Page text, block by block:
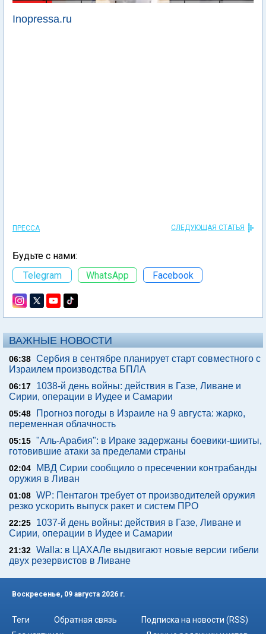
Inopressa.ru
ПРЕССА СЛЕДУЮЩАЯ СТАТЬЯ
Будьте с нами:
Telegram
WhatsApp Facebook
ВАЖНЫЕ НОВОСТИ
06:38 Сербия в сентябре планирует старт совместного с
Израилем производства БПЛА
06:17
1038-й день войны: действия в Газе, Ливане и
Сирии, операции в Иудее и Самарии
05:48
Прогноз погоды в Израиле на 9 августа: жарко,
переменная облачность
05:15 "Аль-Арабия": в Ираке задержаны боевики-шииты,
готовившие атаки за пределами страны
02:04
МВД Сирии сообщило о пресечении контрабанды
оружия в Ливан
01:08 WP: Пентагон требует от производителей оружия
резко ускорить выпуск ракет и систем ПРО
22:25
1037-й день войны: действия в Газе, Ливане и
Сирии, операции в Иудее и Самарии
21:32 Walla: в ЦАХАЛе выдвигают новые версии гибели
двух резервистов в Ливане
Воскресенье, 09 августа 2026 г.
Теги Обратная связь
Подписка на новости (RSS)